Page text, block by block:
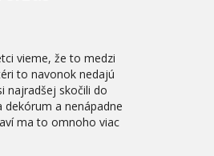
vieme, že to medzi
to navonok nedajú
najradšej skočili do
a nenápadne
ma to omnoho viac